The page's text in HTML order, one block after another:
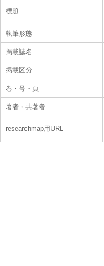
標題
執筆形態
掲載誌名
掲載区分
巻・号・頁
著者・共著者
researchmap用URL